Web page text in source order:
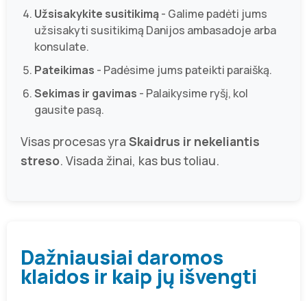
Užsisakykite susitikimą- Galime padėti jums
užsisakyti susitikimą Danijos ambasadoje arba
konsulate.
Pateikimas - Padėsime jums pateikti paraišką.
Sekimas ir gavimas - Palaikysime ryšį, kol
gausite pasą.
Visas procesas yra Skaidrus ir nekeliantis
streso. Visada žinai, kas bus toliau.
Dažniausiai daromos
klaidos ir kaip jų išvengti